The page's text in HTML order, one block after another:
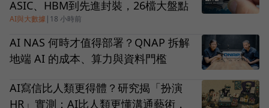
ASIC、HBM到先進封裝，26檔大盤點
AI與大數據 | 18 小時前
AI NAS 何時才值得部署？QNAP 拆解
地端 AI 的成本、算力與資料門檻
AI寫信比人類更得體？研究揭「扮演
HR」實測：AI比人類更懂溝通藝術，